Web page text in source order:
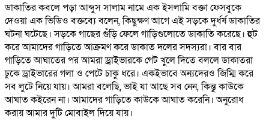
ডাকাতির কবলে পড়া আব্দুস সালাম নামে এক ইসলামি বক্তা ফেসবুকে
দেওয়া এক ভিডিও বক্তব্যে বলেন, কিছুক্ষণ আগে এই সড়কে দুর্ধর্ষ ডাকাতির
ঘটনা ঘটেছে। সড়কে গাছের গুঁড়ি ফেলে গাড়িগুলোতে ডাকাতি করেছে। হুট
করে আমাদের গাড়িতে আক্রমণ করে ডাকাত দলের সদস্যরা। বার বার
গাড়িতে আঘাতের পর আমরা ড্রাইভারকে গেট খুলে দিতে বললে ডাকাতরা
ঢুকে ড্রাইভারের গলা ও পেটে চাকু ধরে। একইভাবে অন্যদেরও জিম্মি করে
সব লুটে নিয়ে যায়। আমরা বলেছি, ভাই যা আছে সব নেন, কিন্তু কাউকে
আঘাত কইরেন না। আমাদের গাড়িতে কাউকে আঘাত করেনি। অনুরোধ
করায় আমার দুটি মোবাইল দিয়ে যায়।